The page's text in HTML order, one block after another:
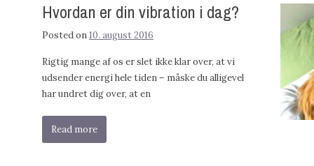
Hvordan er din vibration i dag?
Posted on10. august 2016
Rigtig mange af os er slet ikke klar over, at vi
udsender energi hele tiden – måske du alligevel
har undret dig over, at en
Read more